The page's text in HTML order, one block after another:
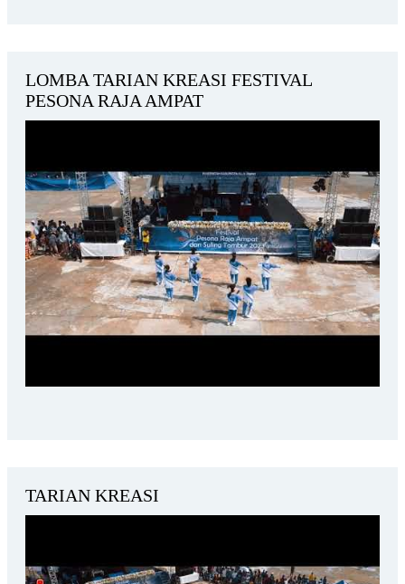
LOMBA TARIAN KREASI FESTIVAL
PESONA RAJA AMPAT
TARIAN KREASI